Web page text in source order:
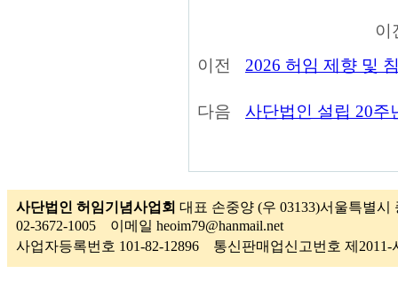
이
이전
2026 허임 제향 및
다음 사단법인 설립 20
사단법인 허임기념사업회 대표 손중양 (우 03133)서울특별
02-3672-1005 이메일 heoim79@hanmail.net
사업자등록번호 101-82-12896 통신판매업신고번호 제